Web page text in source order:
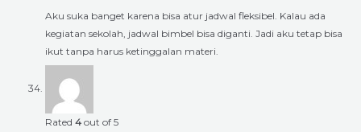
Aku suka banget karena bisa atur jadwal fleksibel. Kalau ada
kegiatan sekolah, jadwal bimbel bisa diganti. Jadi aku tetap bisa
ikut tanpa harus ketinggalan materi.
Rated 4 out of 5